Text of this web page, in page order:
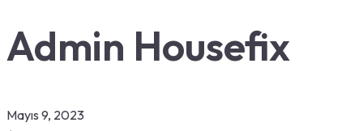
Admin Housefix
Mayıs 9, 2023